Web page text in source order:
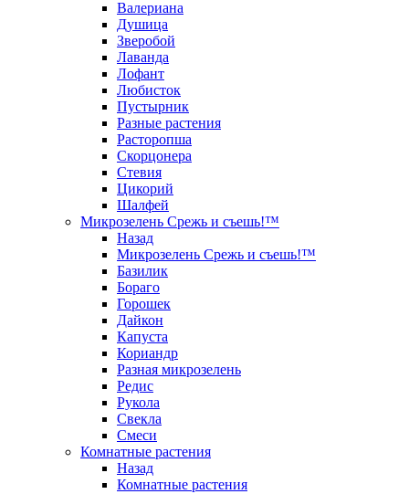
Валериана
Душица
Зверобой
Лаванда
Лофант
Любисток
Пустырник
Разные растения
Расторопша
Скорцонера
Стевия
Цикорий
Шалфей
Микрозелень Срежь и съешь!™
Назад
Микрозелень Срежь и съешь!™
Базилик
Бораго
Горошек
Дайкон
Капуста
Кориандр
Разная микрозелень
Редис
Рукола
Свекла
Смеси
Комнатные растения
Назад
Комнатные растения